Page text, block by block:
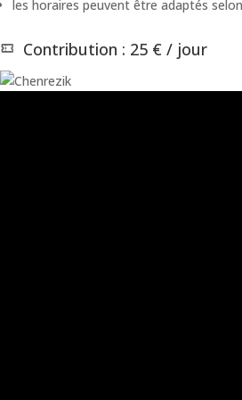
les horaires peuvent être adaptés
Contribution : 25 € / jour